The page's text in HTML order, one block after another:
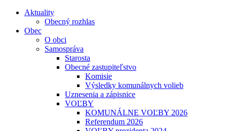
Aktuality
Obecný rozhlas
Obec
O obci
Samospráva
Starosta
Obecné zastupiteľstvo
Komisie
Výsledky komunálnych volieb
Uznesenia a zápisnice
VOĽBY
KOMUNÁLNE VOĽBY 2026
Referendum 2026